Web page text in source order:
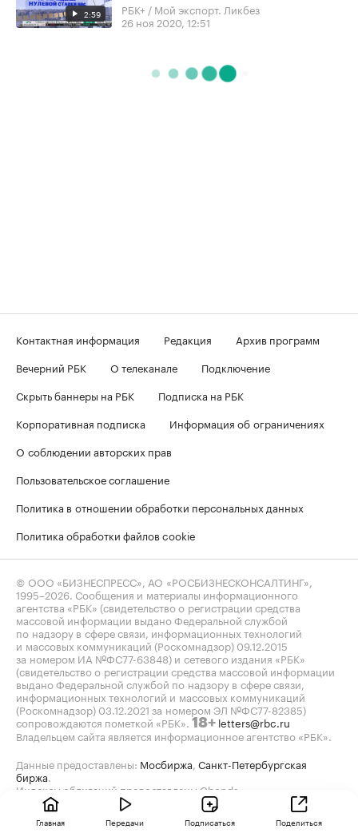
2:59
РБК+ / Мой экспорт. Ликбез
26 ноя 2020, 12:51
Контактная информация Редакция
Архив программ
Вечерний РБК
О телеканале
Подключение
Скрыть баннеры на РБК
Подписка на РБК
Корпоративная подписка
Информация об ограничениях
О соблюдении авторских прав
Пользовательское соглашение
Политика в отношении обработки персональных данных
Политика обработки файлов cookie
© ООО «БИЗНЕСПРЕСС», АО «РОСБИЗНЕСКОНСАЛТИНГ»,
1995–2026. Сообщения и материалы информационного
агентства «РБК» (свидетельство о регистрации средства
массовой информации выдано Федеральной службой
по надзору в сфере связи, информационных технологий
и массовых коммуникаций (Роскомнадзор) 09.12.2015
за номером ИА №ФС77-63848) и сетевого издания «РБК»
(свидетельство о регистрации средства массовой информации
выдано Федеральной службой по надзору в сфере связи,
информационных технологий и массовых коммуникаций
(Роскомнадзор) 03.12.2021 за номером ЭЛ №ФС77-82385)
сопровождаются пометкой «РБК». 18+ letters@rbc.ru
Владельцем сайта является информационное агентство «РБК».
Данные предоставлены: Мосбиржа, Санкт-Петербургская
биржа.
Индексы облигаций предоставлены Cbonds.
Главная Передачи Подписаться Поделиться